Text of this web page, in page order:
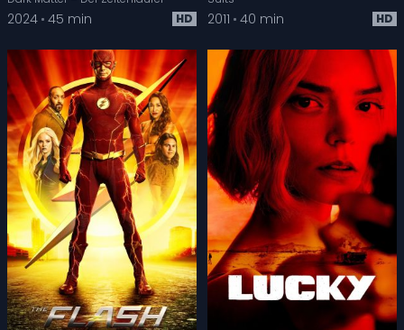
2024 45 min HD 2011 40 min HD